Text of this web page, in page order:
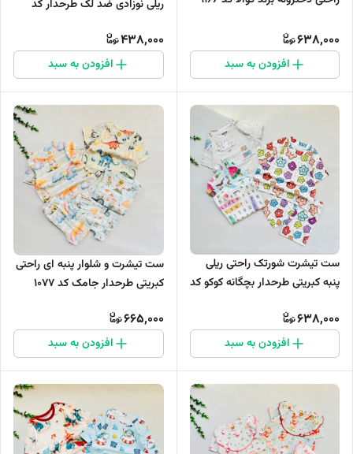
638,000
افزودن به سبد
ریلی نوزادی ضد لک طرحدار کد
438,000
افزودن به سبد
ست تیشرت شورتک راحتی ریلی
پنبه کبریتی طرحدار بچگانه کوکو کد
638,000
افزودن به سبد
ست تیشرت و شلوار پنبه ای راحتی
کبریتی طرحدار جامک کد ۱۰۷۷
665,000
افزودن به سبد